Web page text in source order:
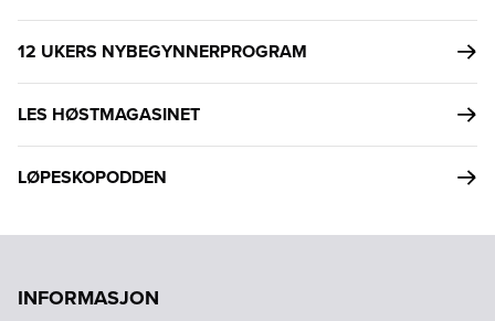
12 UKERS NYBEGYNNERPROGRAM
LES HØSTMAGASINET
LØPESKOPODDEN
INFORMASJON